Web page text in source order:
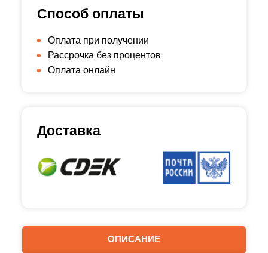
ОПИСАНИЕ
Способ оплаты
Оплата при получении
Рассрочка без процентов
Оплата онлайн
Доставка